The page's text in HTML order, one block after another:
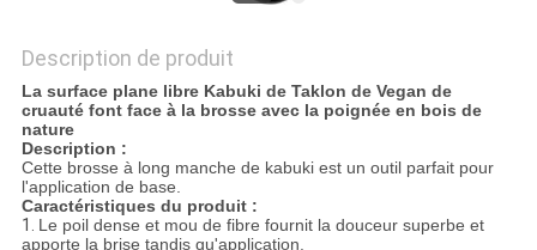
Description de produit
La surface plane libre Kabuki de Taklon de Vegan de
cruauté font face à la brosse avec la poignée en bois de
nature
Description :
Cette brosse à long manche de kabuki est un outil parfait pour
l'application de base.
Caractéristiques du produit :
1. Le poil dense et mou de fibre fournit la douceur superbe et
apporte la brise tandis qu'application.